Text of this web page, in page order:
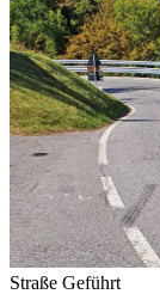
Straße Geführt